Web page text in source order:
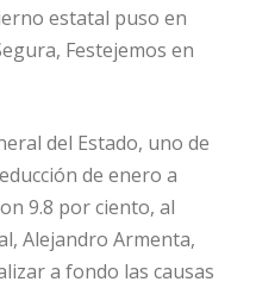
estatal puso en
Festejemos en
del Estado, uno de
de enero a
9.8 por ciento, al
Alejandro Armenta,
a fondo las causas